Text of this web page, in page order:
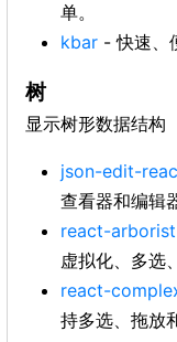
单。
kbar - 快速、
树
显示树形数据结构
json-edit-
查看器和编辑
react-arborist
虚拟化、多选
react-
持多选、拖放